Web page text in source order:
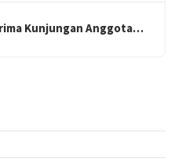
Kunjungan Anggota…